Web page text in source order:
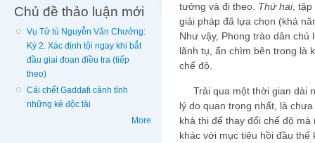
Chủ đề thảo luận mới
Vụ Tử tù Nguyễn Văn Chưởng:
Kỳ 2. Xác định tội ngay khi bắt
đầu giai đoạn điều tra (tiếp
theo)
Cái chết Gaddafi cảnh tỉnh
những kẻ độc tài
More
tưởng và đi theo. Thứ hai, tập
giải pháp đã lựa chọn (khả
Như vậy, Phong trào dân
lãnh tụ, ẩn chìm bên trong là
chế độ.
Trải qua một thời gian dài
lý do quan trọng nhất, là
khả thi để thay đổi chế độ
khác với mục tiêu hồi đầu thế